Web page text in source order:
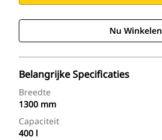
Nu Winkelen
Belangrijke Specificaties
Breedte
1300 mm
Capaciteit
400 l